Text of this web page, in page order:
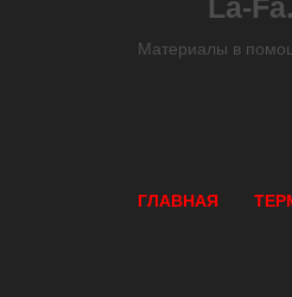
La-
Материалы в
ГЛАВНАЯ